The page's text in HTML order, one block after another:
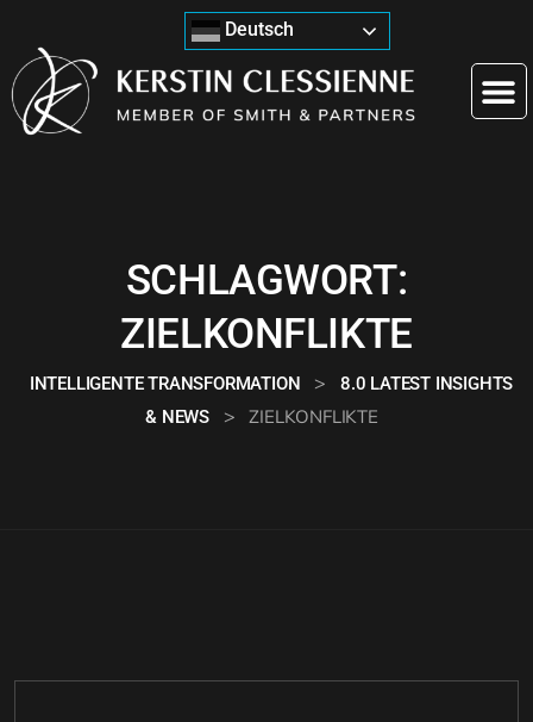
Deutsch
SCHLAGWORT:
ZIELKONFLIKTE
INTELLIGENTE TRANSFORMATION >
8.0 LATEST INSIGHTS
& NEWS
> ZIELKONFLIKTE